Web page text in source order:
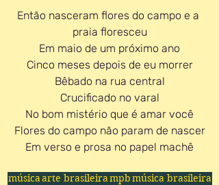
Então nasceram flores do campo e a
praia floresceu
Em maio de um próximo ano
Cinco meses depois de eu morrer
Bêbado na rua central
Crucificado no varal
No bom mistério que é amar você
Flores do campo não param de nascer
Em verso e prosa no papel machê
músicaarte brasileirampbmúsica brasileira